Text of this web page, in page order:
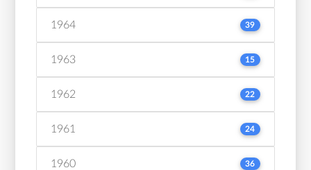
1964 39
1963 15
1962 22
1961 24
1960 36